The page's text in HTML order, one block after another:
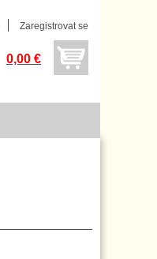
Zaregistrovat se
0,00 €